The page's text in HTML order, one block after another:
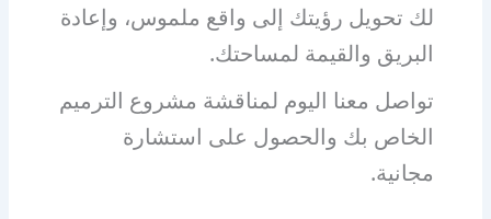
لك تحويل رؤيتك إلى واقع ملموس، وإعادة
البريق والقيمة لمساحتك.
تواصل معنا اليوم لمناقشة مشروع الترميم
الخاص بك والحصول على استشارة
مجانية.